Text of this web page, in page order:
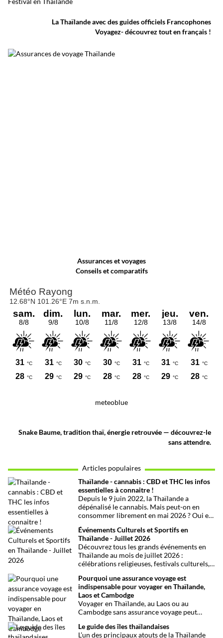
traditionnelles et des musiques de l’Isan,
célébrant le début du carême bouddhique
dans une atmosphère aussi spirituelle que
La Thaïlande avec des guides officiels Francophones
Voyagez- découvrez tout en français !
Assurances et voyages
Conseils et comparatifs
meteoblue
Snake Baume, tradition thaï, énergie retrouvée — découvrez-le
sans attendre.
Articles populaires
Thaïlande - cannabis : CBD et THC les infos
essentielles à connaitre !
Depuis le 9 juin 2022, la Thaïlande a
dépénalisé le cannabis. Mais peut-on en
consommer librement en mai 2026 ? Oui et
confusions qui peuvent avoir de grosses
conséquences ! Explications.
Événements Culturels et Sportifs en
Thaïlande - Juillet 2026
Découvrez tous les grands événements en
Thaïlande au mois de juillet 2026 :
célébrations religieuses, festivals culturels,
et fêtes locales. Une sélection
chronologique complète pour ne rien
manquer !
Pourquoi une assurance voyage est
indispensable pour voyager en Thaïlande,
Laos et Cambodge
Voyager en Thaïlande, au Laos ou au
Cambodge sans assurance voyage peut
maladies ou perte de bagages sont des
Le guide des îles thaïlandaises
L’un des principaux atouts de la Thaïlande